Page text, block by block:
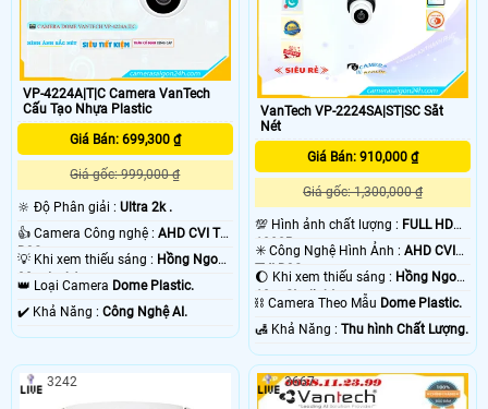
VP-4224A|T|C Camera VanTech
Cấu Tạo Nhựa Plastic
Giá Bán: 699,300 ₫
Giá gốc: 999,000 ₫
🔆 Độ Phân giải : Ultra 2k .
👍 Camera Công nghệ : AHD CVI TVI
BCS.
💡 Khi xem thiếu sáng : Hồng Ngoại
30m Led Array.
👑 Loại Camera Dome Plastic.
️✔️ Khả Năng : Công Nghệ AI.
VanTech VP-2224SA|ST|SC Sắt
Nét
Giá Bán: 910,000 ₫
Giá gốc: 1,300,000 ₫
💯 Hình ảnh chất lượng : FULL HD
1080P .
✳️ Công Nghệ Hình Ảnh :AHD CVI
TVI BCS.
🌔 Khi xem thiếu sáng : Hồng Ngoại
10m Starlight.
⛓ Camera Theo Mẫu Dome Plastic.
️🛃 Khả Năng :Thu hình Chất Lượng.
3242 3667